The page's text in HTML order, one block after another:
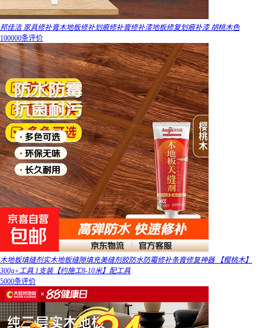
邦佳洁 家具修补膏木地板修补划痕修补膏修补漆地板修复划痕补漆 胡桃木色
100000条评价
木地板填缝剂实木地板缝隙填充美缝剂胶防水防霉修补条膏修复神器 【樱桃木】
300g+工具 1支装【约施工8-10米】配工具
5000条评价